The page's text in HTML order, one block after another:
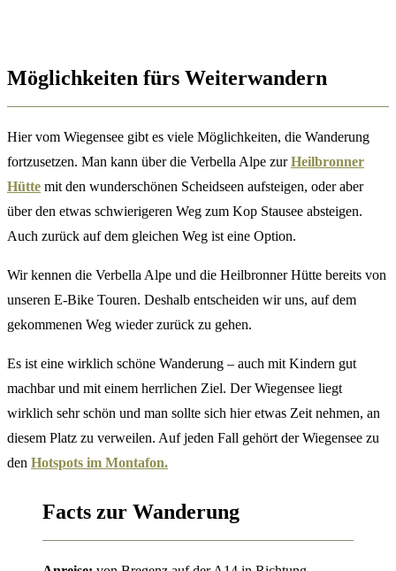
Möglichkeiten fürs Weiterwandern
Hier vom Wiegensee gibt es viele Möglichkeiten, die Wanderung
fortzusetzen. Man kann über die Verbella Alpe zurHeilbronner
Hütte mit den wunderschönen Scheidseen aufsteigen, oder aber
über den etwas schwierigeren Weg zum Kop Stausee absteigen.
Auch zurück auf dem gleichen Weg ist eine Option.
Wir kennen die Verbella Alpe und die Heilbronner Hütte bereits von
unseren E-Bike Touren. Deshalb entscheiden wir uns, auf dem
gekommenen Weg wieder zurück zu gehen.
Es ist eine wirklich schöne Wanderung – auch mit Kindern gut
machbar und mit einem herrlichen Ziel. Der Wiegensee liegt
wirklich sehr schön und man sollte sich hier etwas Zeit nehmen, an
diesem Platz zu verweilen. Auf jeden Fall gehört der Wiegensee zu
den Hotspots im Montafon.
Facts zur Wanderung